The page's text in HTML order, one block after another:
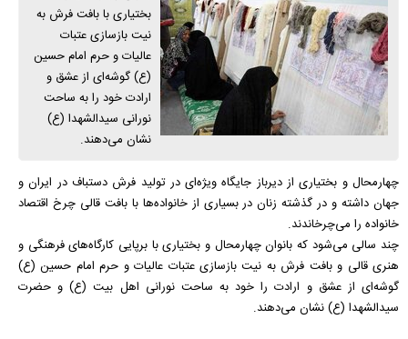
بختیاری با بافت فرش به
نیت بازسازی عتبات
عالیات و حرم امام حسین
(ع) گوشه‌ای از عشق و
ارادت خود را به ساحت
نورانی سیدالشهدا (ع)
نشان می‌دهند.
چهارمحال و بختیاری از دیرباز جایگاه ویژه‌ای در تولید فرش دستباف در ایران و
جهان داشته و در گذشته زنان در بسیاری از خانواده‌ها با بافت قالی چرخ اقتصاد
خانواده را می‌چرخاندند.
چند سالی می‌شود که بانوان چهارمحال و بختیاری با برپایی کارگاه‌های فرهنگی و
هنری قالی و بافت فرش به نیت بازسازی عتبات عالیات و حرم امام حسین (ع)
گوشه‌ای از عشق و ارادت را خود به ساحت نورانی اهل بیت (ع) و حضرت
سیدالشهدا (ع) نشان می‌دهند.